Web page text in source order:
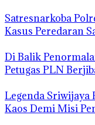
Satresnarkoba
Kasus Peredaran
Di Balik
Petugas PLN
Legenda Sriwijaya
Kaos Demi Misi